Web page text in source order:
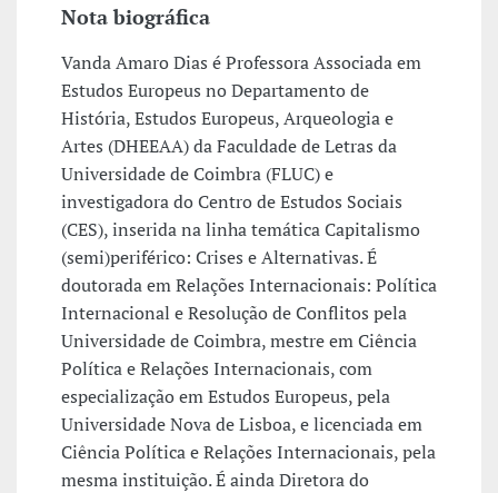
Nota biográfica
Vanda Amaro Dias é Professora Associada em
Estudos Europeus no Departamento de
História, Estudos Europeus, Arqueologia e
Artes (DHEEAA) da Faculdade de Letras da
Universidade de Coimbra (FLUC) e
investigadora do Centro de Estudos Sociais
(CES), inserida na linha temática Capitalismo
(semi)periférico: Crises e Alternativas. É
doutorada em Relações Internacionais: Política
Internacional e Resolução de Conflitos pela
Universidade de Coimbra, mestre em Ciência
Política e Relações Internacionais, com
especialização em Estudos Europeus, pela
Universidade Nova de Lisboa, e licenciada em
Ciência Política e Relações Internacionais, pela
mesma instituição. É ainda Diretora do